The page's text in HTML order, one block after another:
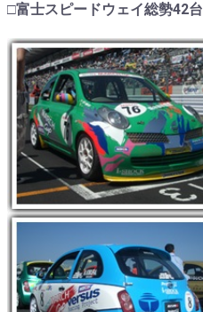
□富士スピードウェイ総勢42台